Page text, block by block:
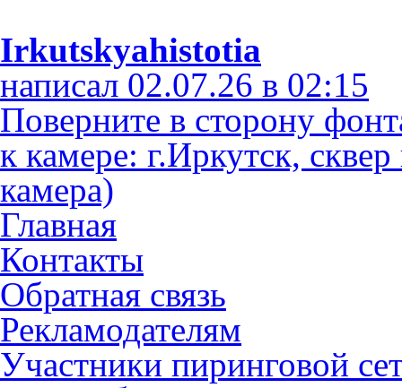
Irkutskyahistotia
написал 02.07.26 в 02:15
Поверните в сторону
к камере: г.Иркутск,
камера)
Главная
Контакты
Обратная связь
Рекламодателям
Участники пиринговой